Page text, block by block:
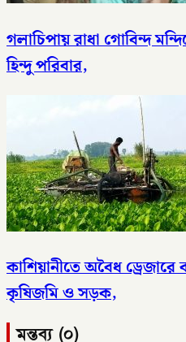
গলাচিপায় রাধা গোবিন্দ
হিন্দু পরিবার,
কাশিয়ানীতে অবৈধ
কৃষিজমি ও সড়ক,
মন্তব্য (০)